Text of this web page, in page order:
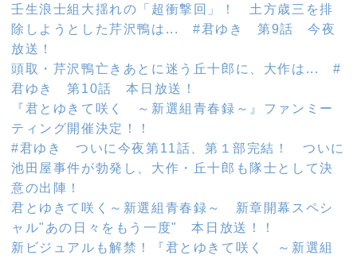
壬生浪士組大揺れの「超衝撃回」！ 土方歳三を排
除しようとした芹沢鴨は... #君ゆき 第9話 今夜
放送！
頭取・芹沢鴨亡きあとに迷う丘十郎に、大作は... #
君ゆき 第10話 本日放送！
『君とゆきて咲く ～新選組青春録～』ファンミー
ティング開催決定！！
#君ゆき ついに今夜第11話、第１部完結！ ついに
池田屋事件が勃発し、大作・丘十郎も隊士として決
意の出陣！
君とゆきて咲く～新選組青春録～ 新章開幕スペシ
ャル"あの日々をもう一度" 本日放送！！
新ビジュアルも解禁！『君とゆきて咲く ～新選組